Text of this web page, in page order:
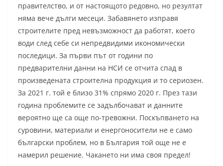
правителство, и от настоящото редовно, но резултат
няма вече дълги месеци. Забавянето изправя
строителите пред невъзможност да работят, което
води след себе си непредвидими икономически
последици. За първи път от години по
предварителни данни на НСИ се отчита спад в
произведената строителна продукция и то сериозен.
За 2021 г. той е близо 31% спрямо 2020 г. През тази
година проблемите се задълбочават и данните
вероятно ще са още по-тревожни. Поскъпването на
суровини, материали и енергоносители не е само
български проблем, но в България той още не е
намерил решение. Чакането ни има своя предел!